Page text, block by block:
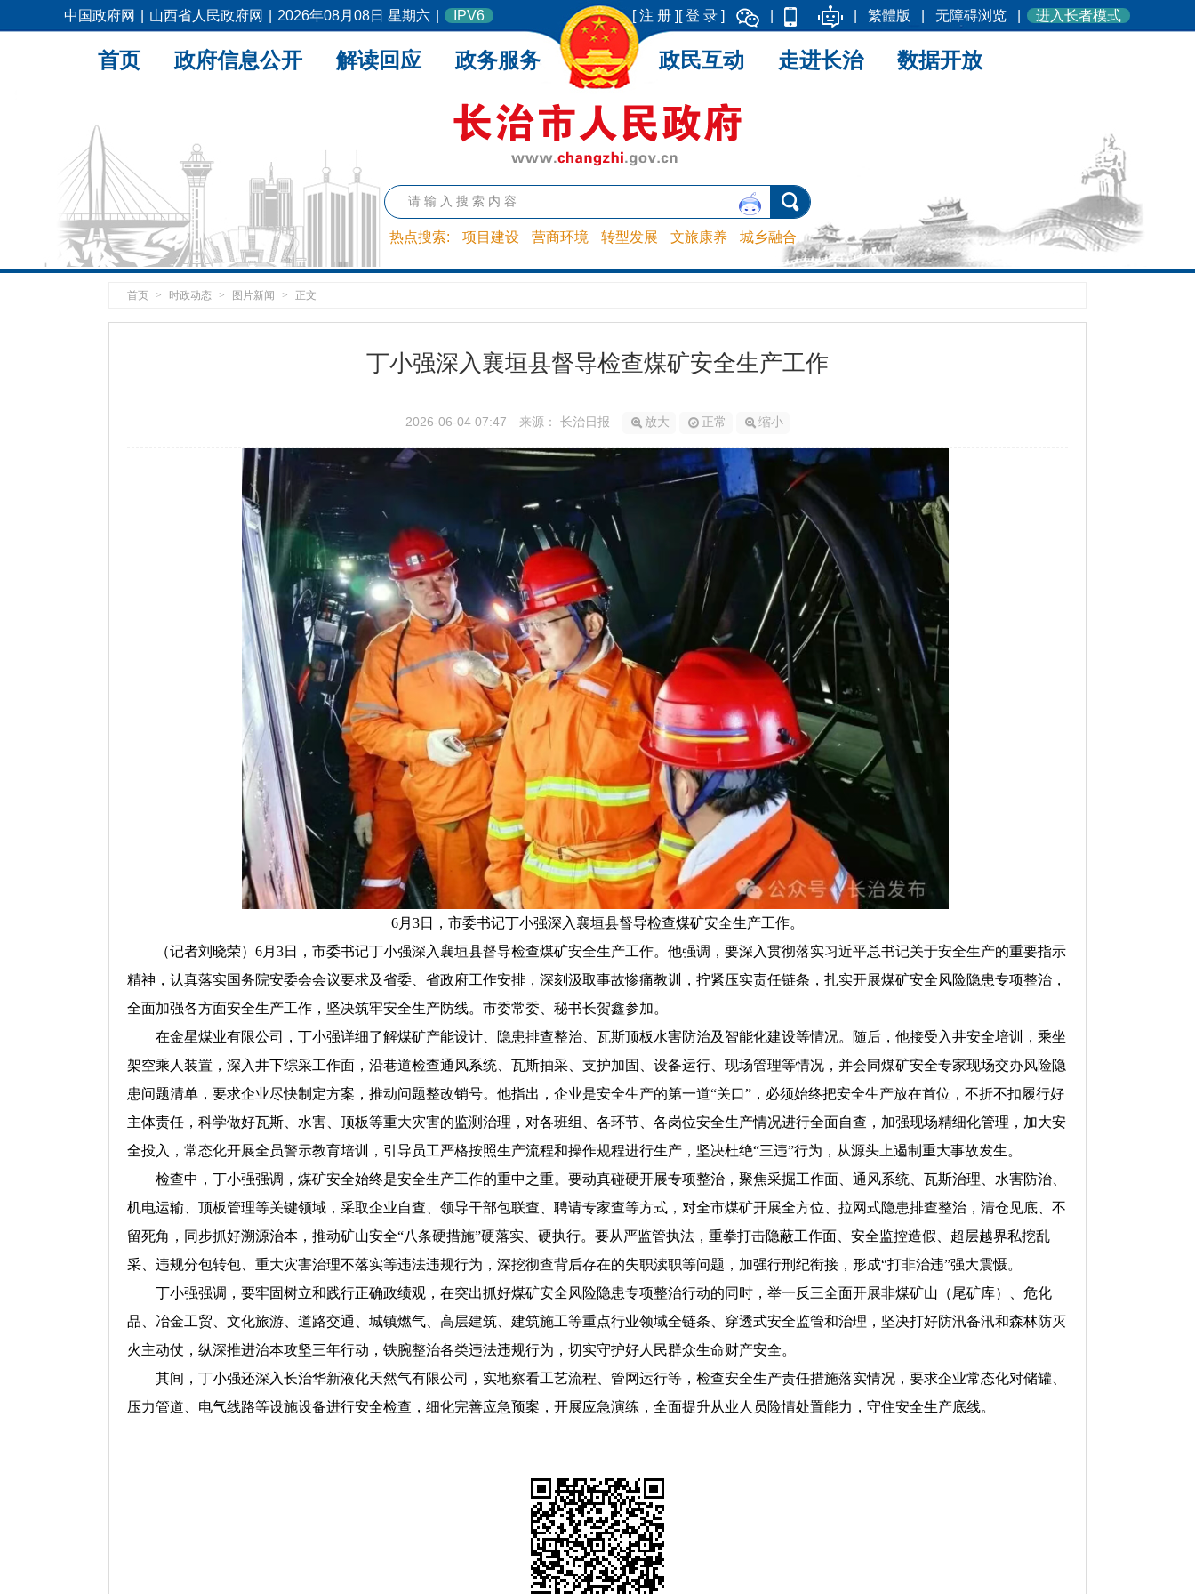
中国政府网 山西省人民政府网 2026年08月08日 星期六 IPV6 [ 登 录 ]
[ 注 册 ] 繁體版 无障碍浏览 进入长者模式
热点搜索: 项目建设 营商环境 转型发展 文旅康养 城乡融合
首页 政府信息公开 解读回应 政务服务 政民互动 走进长治 数据开放
首页 > 时政动态 > 图片新闻 > 正文
丁小强深入襄垣县督导检查煤矿安全生产工作
2026-06-04 07:47 来源： 长治日报 放大 正常 缩小
6月3日，市委书记丁小强深入襄垣县督导检查煤矿安全生产工作。
（记者刘晓荣）6月3日，市委书记丁小强深入襄垣县督导检查煤矿安全生产工作。他强调，要深入贯彻落实习近平总书记关于安全生产的重要指示
精神，认真落实国务院安委会会议要求及省委、省政府工作安排，深刻汲取事故惨痛教训，拧紧压实责任链条，扎实开展煤矿安全风险隐患专项整治，
全面加强各方面安全生产工作，坚决筑牢安全生产防线。市委常委、秘书长贺鑫参加。
在金星煤业有限公司，丁小强详细了解煤矿产能设计、隐患排查整治、瓦斯顶板水害防治及智能化建设等情况。随后，他接受入井安全培训，乘坐
架空乘人装置，深入井下综采工作面，沿巷道检查通风系统、瓦斯抽采、支护加固、设备运行、现场管理等情况，并会同煤矿安全专家现场交办风险隐
患问题清单，要求企业尽快制定方案，推动问题整改销号。他指出，企业是安全生产的第一道“关口”，必须始终把安全生产放在首位，不折不扣履行好
主体责任，科学做好瓦斯、水害、顶板等重大灾害的监测治理，对各班组、各环节、各岗位安全生产情况进行全面自查，加强现场精细化管理，加大安
全投入，常态化开展全员警示教育培训，引导员工严格按照生产流程和操作规程进行生产，坚决杜绝“三违”行为，从源头上遏制重大事故发生。
检查中，丁小强强调，煤矿安全始终是安全生产工作的重中之重。要动真碰硬开展专项整治，聚焦采掘工作面、通风系统、瓦斯治理、水害防治、
机电运输、顶板管理等关键领域，采取企业自查、领导干部包联查、聘请专家查等方式，对全市煤矿开展全方位、拉网式隐患排查整治，清仓见底、不
留死角，同步抓好溯源治本，推动矿山安全“八条硬措施”硬落实、硬执行。要从严监管执法，重拳打击隐蔽工作面、安全监控造假、超层越界私挖乱
采、违规分包转包、重大灾害治理不落实等违法违规行为，深挖彻查背后存在的失职渎职等问题，加强行刑纪衔接，形成“打非治违”强大震慑。
丁小强强调，要牢固树立和践行正确政绩观，在突出抓好煤矿安全风险隐患专项整治行动的同时，举一反三全面开展非煤矿山（尾矿库）、危化
品、冶金工贸、文化旅游、道路交通、城镇燃气、高层建筑、建筑施工等重点行业领域全链条、穿透式安全监管和治理，坚决打好防汛备汛和森林防灭
火主动仗，纵深推进治本攻坚三年行动，铁腕整治各类违法违规行为，切实守护好人民群众生命财产安全。
其间，丁小强还深入长治华新液化天然气有限公司，实地察看工艺流程、管网运行等，检查安全生产责任措施落实情况，要求企业常态化对储罐、
压力管道、电气线路等设施设备进行安全检查，细化完善应急预案，开展应急演练，全面提升从业人员险情处置能力，守住安全生产底线。